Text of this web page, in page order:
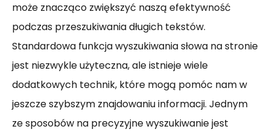
może znacząco zwiększyć naszą efektywność
podczas przeszukiwania długich tekstów.
Standardowa funkcja wyszukiwania słowa na stronie
jest niezwykle użyteczna, ale istnieje wiele
dodatkowych technik, które mogą pomóc nam w
jeszcze szybszym znajdowaniu informacji. Jednym
ze sposobów na precyzyjne wyszukiwanie jest